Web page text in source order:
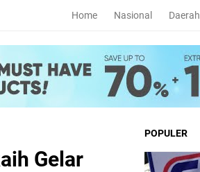
Home Nasional Daerah
Gelar
POPULER